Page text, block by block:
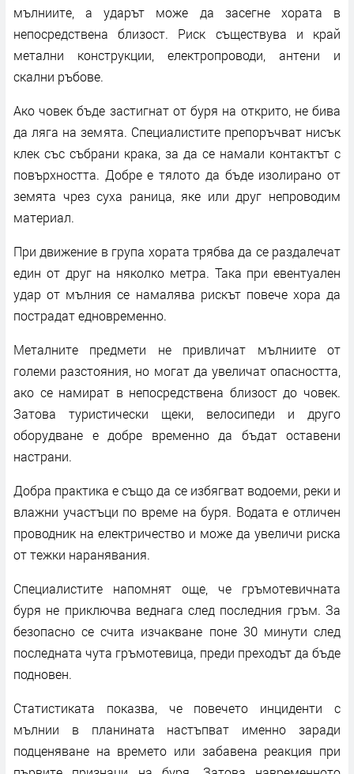
мълниите, а ударът може да засегне хората в
непосредствена близост. Риск съществува и край
метални конструкции, електропроводи, антени и
скални ръбове.
Ако човек бъде застигнат от буря на открито, не бива
да ляга на земята. Специалистите препоръчват нисък
клек със събрани крака, за да се намали контактът с
повърхността. Добре е тялото да бъде изолирано от
земята чрез суха раница, яке или друг непроводим
материал.
При движение в група хората трябва да се раздалечат
един от друг на няколко метра. Така при евентуален
удар от мълния се намалява рискът повече хора да
пострадат едновременно.
Металните предмети не привличат мълниите от
големи разстояния, но могат да увеличат опасността,
ако се намират в непосредствена близост до човек.
Затова туристически щеки, велосипеди и друго
оборудване е добре временно да бъдат оставени
настрани.
Добра практика е също да се избягват водоеми, реки и
влажни участъци по време на буря. Водата е отличен
проводник на електричество и може да увеличи риска
от тежки наранявания.
Специалистите напомнят още, че гръмотевичната
буря не приключва веднага след последния гръм. За
безопасно се счита изчакване поне 30 минути след
последната чута гръмотевица, преди преходът да бъде
подновен.
Статистиката показва, че повечето инциденти с
мълнии в планината настъпват именно заради
подценяване на времето или забавена реакция при